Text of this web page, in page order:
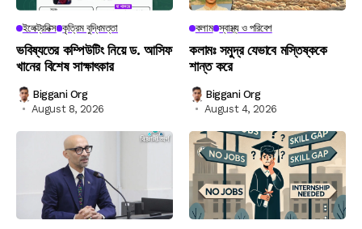
ইলেক্ট্রনিক্স কৃত্রিম বুদ্ধিমত্তা
ভবিষ্যতের কম্পিউটিং নিয়ে ড. আসিফ
খানের বিশেষ সাক্ষাৎকার
Biggani Org
August 8, 2026
কলাম স্বাস্থ্য ও পরিবেশ
কলামঃ সমুদ্র যেভাবে মস্তিষ্ককে
শান্ত করে
Biggani Org
August 4, 2026